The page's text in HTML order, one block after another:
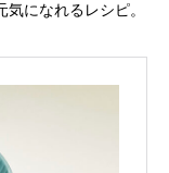
になれるレシピ。